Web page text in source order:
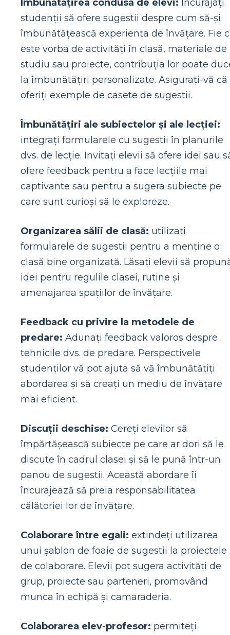
Îmbunătățirea condusă de elevi: Încurajați
studenții să ofere sugestii despre cum să-și
îmbunătățească experiența de învățare. Fie
este vorba de activități în clasă, materiale de
studiu sau proiecte, contribuția lor poate
la îmbunătățiri personalizate. Asigurați-vă că
oferiți exemple de casete de sugestii.
Îmbunătățiri ale subiectelor și ale lecției:
integrați formularele cu sugestii în planurile
dvs. de lecție. Invitați elevii să ofere idei sau
ofere feedback pentru a face lecțiile mai
captivante sau pentru a sugera subiecte pe
care sunt curioși să le exploreze.
Organizarea sălii de clasă: utilizați
formularele de sugestii pentru a menține o
clasă bine organizată. Lăsați elevii să
idei pentru regulile clasei, rutine și
amenajarea spațiilor de învățare.
Feedback cu privire la metodele de
predare: Adunați feedback valoros despre
tehnicile dvs. de predare. Perspectivele
studenților vă pot ajuta să vă îmbunătățiți
abordarea și să creați un mediu de învățare
mai eficient.
Discuții deschise: Cereți elevilor să
împărtășească subiecte pe care ar dori să le
discute în cadrul clasei și să le pună într-un
panou de sugestii. Această abordare îi
încurajează să preia responsabilitatea
călătoriei lor de învățare.
Colaborare între egali: extindeți utilizarea
unui șablon de foaie de sugestii la proiectele
de colaborare. Elevii pot sugera activități de
grup, proiecte sau parteneri, promovând
munca în echipă și camaraderia.
Colaborarea elev-profesor: permiteți